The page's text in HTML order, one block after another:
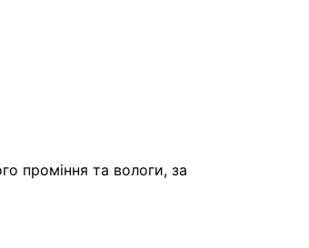
проміння та вологи, за